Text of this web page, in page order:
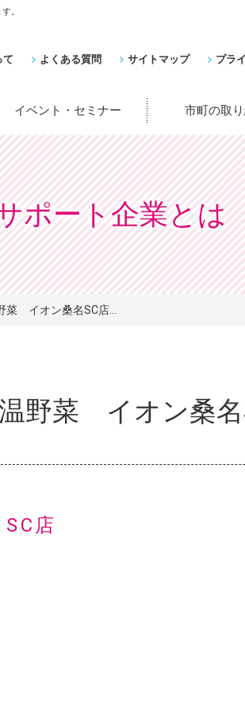
。
て よくある質問 サイトマップ プラ
イベント・セミナー 市町の取
ポート企業とは
菜 イオン桑名SC店...
野菜 イオン桑
店